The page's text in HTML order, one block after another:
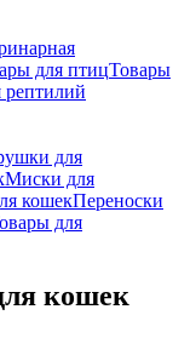
для птицТовары
рептилий
для
Миски для
кошекПереноски
для
кошек